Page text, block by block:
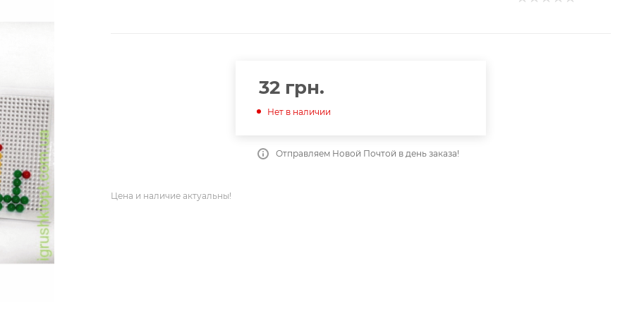
32 грн.
Нет в наличии
Отправляем Новой Почтой в день заказа!
Цена и наличие актуальны!